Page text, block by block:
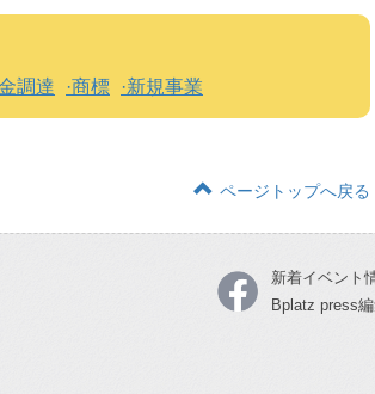
調達 商標 新規事業
ページトップへ戻る
新着イベント
Bplatz press